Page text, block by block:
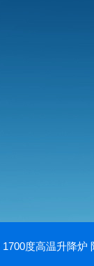
1700度高温升降炉